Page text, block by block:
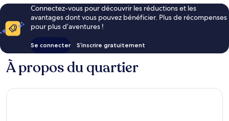
Connectez-vous pour découvrir les réductions et les
avantages dont vous pouvez bénéficier. Plus de récompenses
pour plus d’aventures !
Se connecter S’inscrire gratuitement
À propos du quartier